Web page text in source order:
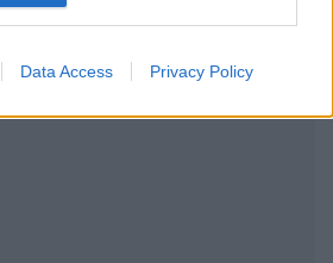
Data Access Privacy Policy